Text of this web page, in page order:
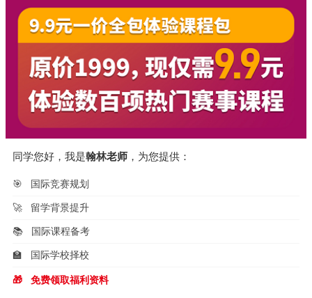
同学您好，我是翰林老师 ，为您提供：
🎯 国际竞赛规划
🚀 留学背景提升
📚 国际课程备考
🏫 国际学校择校
🎁 免费领取福利资料